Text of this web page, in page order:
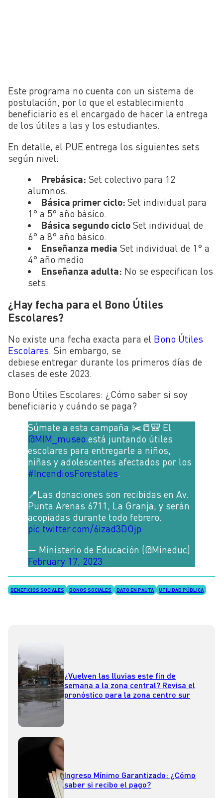
Este programa no cuenta con un sistema de
postulación, por lo que el establecimiento
beneficiario es el encargado de hacer la entrega
de los útiles a las y los estudiantes.
En detalle, el PUE entrega los siguientes sets
según nivel:
Prebásica: Set colectivo para 12
alumnos.
Básica primer ciclo:Set individual para
1° a 5° año básico.
Básica segundo ciclo Set individual de
6° a 8° año básico.
Enseñanza media Set individual de 1° a
4° año medio
Enseñanza adulta: No se especifican los
sets.
¿Hay fecha para el Bono Útiles
Escolares?
No existe una fecha exacta para el Bono Útiles
Escolares. Sin embargo, se
debiese entregar durante los primeros días de
clases de este 2023.
Bono Útiles Escolares: ¿Cómo saber si soy
beneficiario y cuándo se paga?
Súmate a esta campaña ✂️📒🎒 El
@MIM_museo está juntando útiles
escolares para entregarle a niños,
niñas y adolescentes afectados por los
#IncendiosForestales
📍Las donaciones son recibidas en Av.
Punta Arenas 6711, La Granja, y serán
acopiadas durante todo febrero.
pic.twitter.com/6izad3DOjp
— Ministerio de Educación (@Mineduc)
February 17, 2023
BENEFICIOS SOCIALES BONOS SOCIALES DATO EN PAUTA UTILIDAD PÚBLICA
¿Vuelven las lluvias este fin de
semana a la zona central? Revisa el
pronóstico para la zona centro sur
Ingreso Mínimo Garantizado: ¿Cómo
saber si recibo el pago?